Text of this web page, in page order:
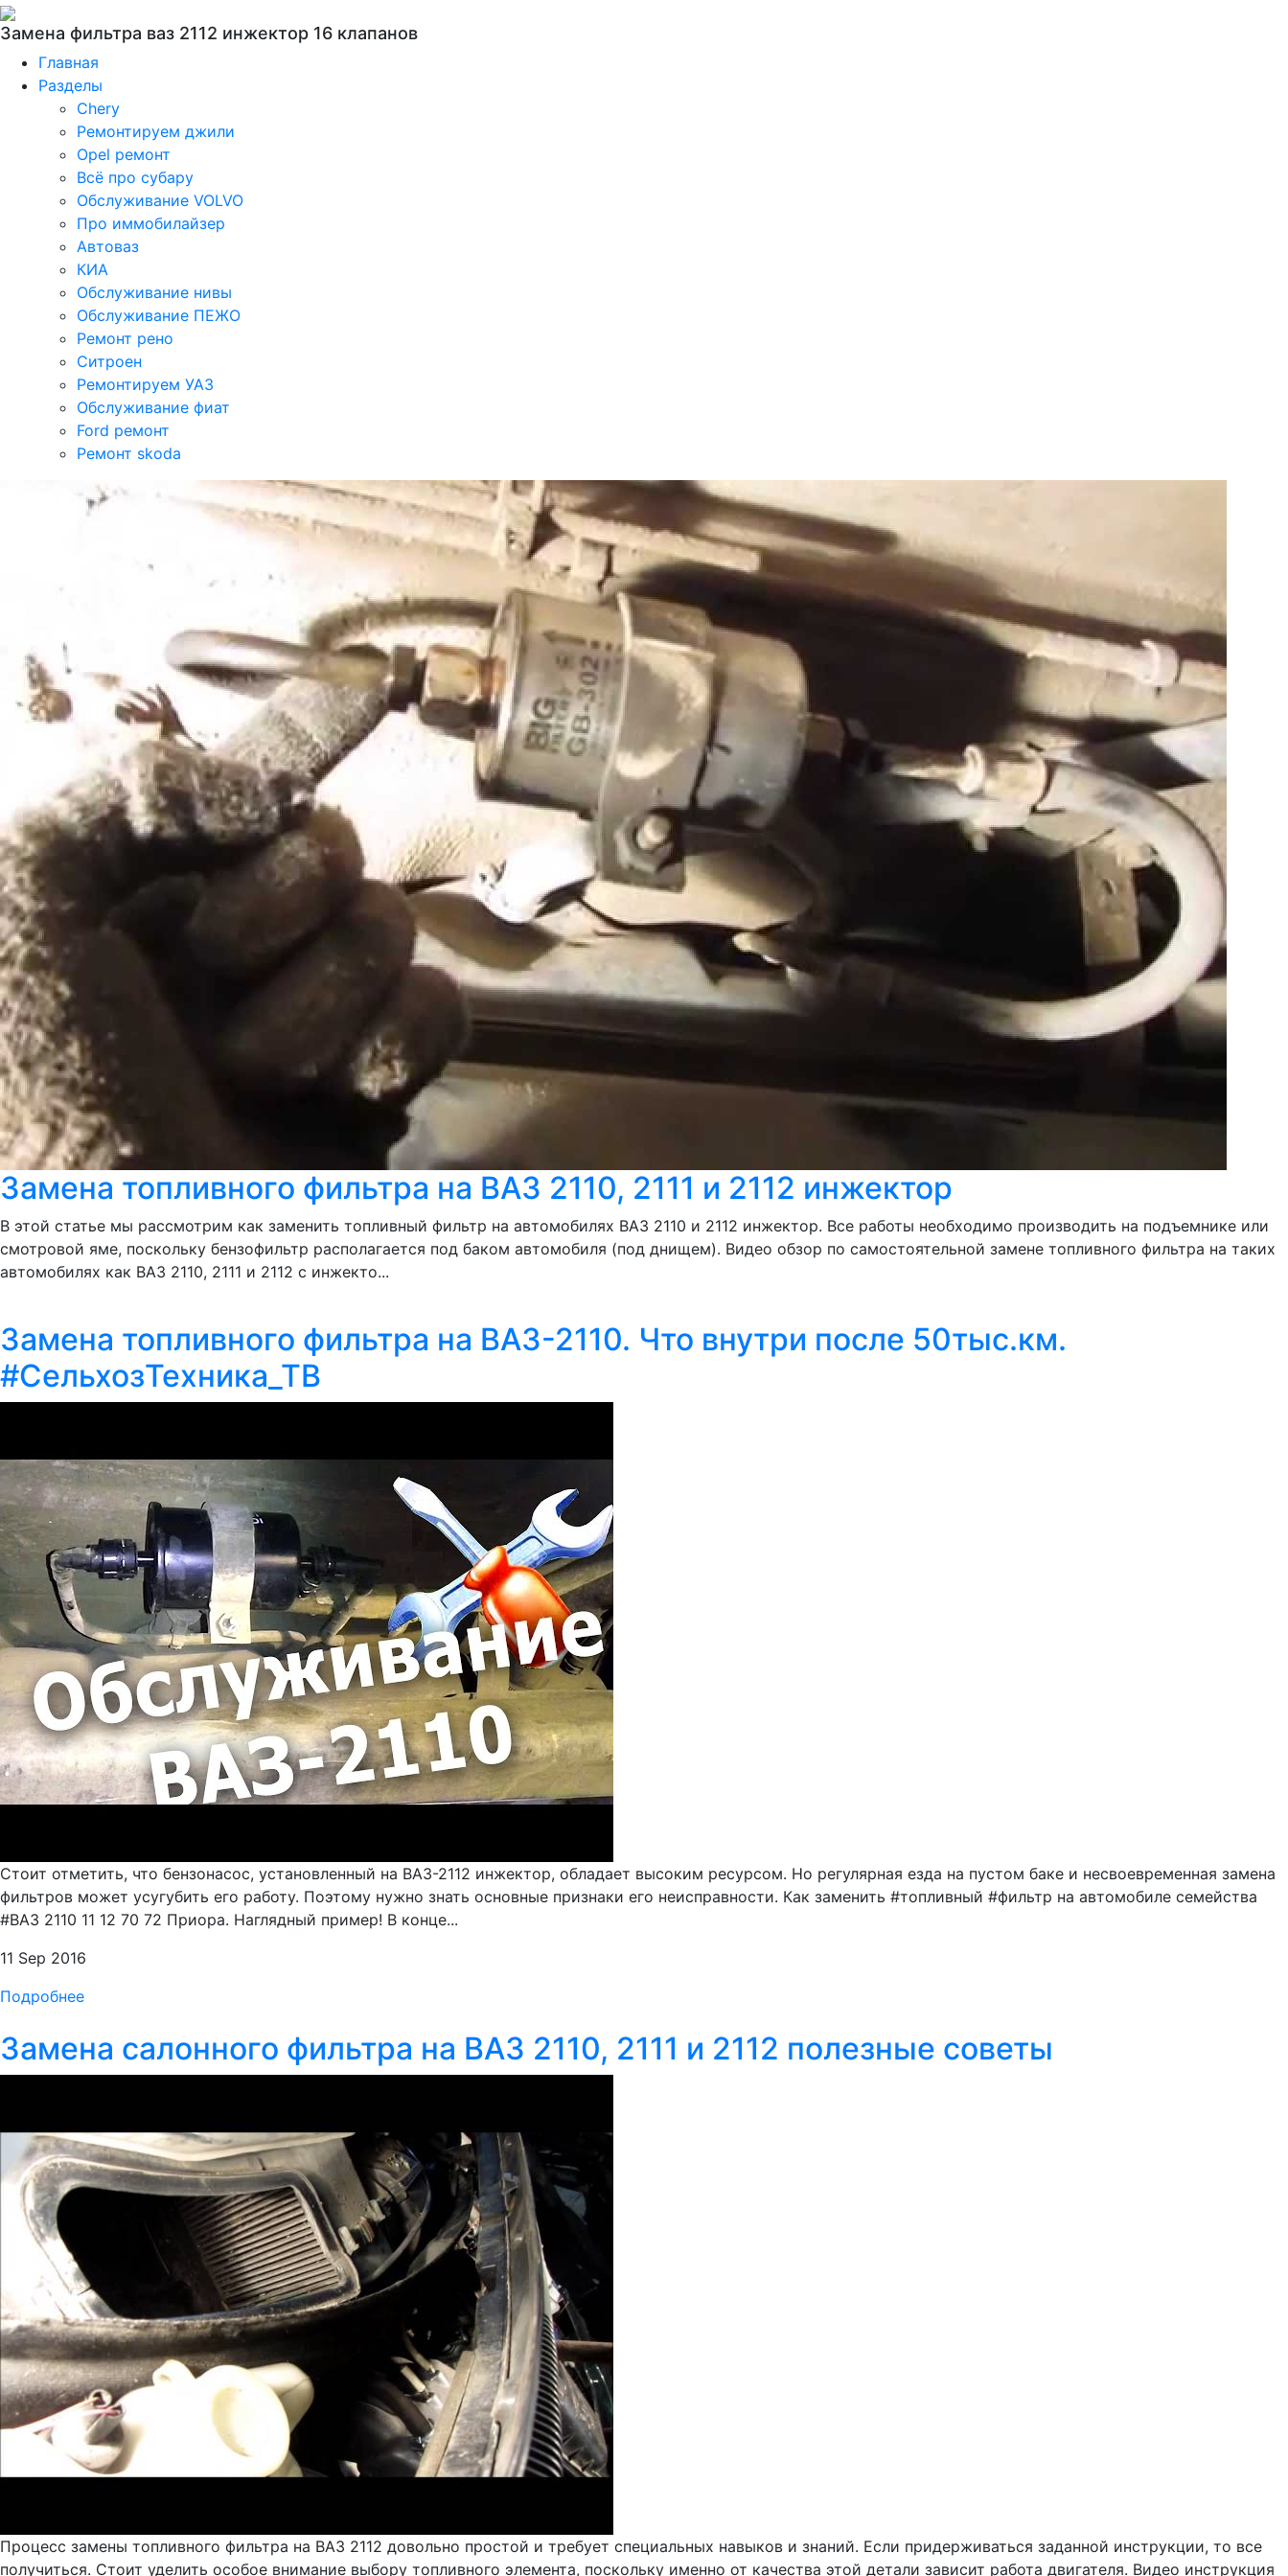
Замена фильтра ваз 2112 инжектор 16 клапанов
Главная
Разделы
Chery
Ремонтируем джили
Opel ремонт
Всё про субару
Обслуживание VOLVO
Про иммобилайзер
Автоваз
КИА
Обслуживание нивы
Обслуживание ПЕЖО
Ремонт рено
Ситроен
Ремонтируем УАЗ
Обслуживание фиат
Ford ремонт
Ремонт skoda
Замена топливного фильтра на ВАЗ 2110, 2111 и 2112 инжектор
В этой статье мы рассмотрим как заменить топливный фильтр на автомобилях ВАЗ 2110 и 2112 инжектор. Все работы необходимо производить на подъемнике или
смотровой яме, поскольку бензофильтр располагается под баком автомобиля (под днищем). Видео обзор по самостоятельной замене топливного фильтра на таких
автомобилях как ВАЗ 2110, 2111 и 2112 с инжекто...
Замена топливного фильтра на ВАЗ-2110. Что внутри после 50тыс.км.
#СельхозТехника_ТВ
Стоит отметить, что бензонасос, установленный на ВАЗ-2112 инжектор, обладает высоким ресурсом. Но регулярная езда на пустом баке и несвоевременная замена
фильтров может усугубить его работу. Поэтому нужно знать основные признаки его неисправности. Как заменить #топливный #фильтр на автомобиле семейства
#ВАЗ 2110 11 12 70 72 Приора. Наглядный пример! В конце...
11 Sep 2016
Подробнее
Замена салонного фильтра на ВАЗ 2110, 2111 и 2112 полезные советы
Процесс замены топливного фильтра на ВАЗ 2112 довольно простой и требует специальных навыков и знаний. Если придерживаться заданной инструкции, то все
получиться. Стоит уделить особое внимание выбору топливного элемента, поскольку именно от качества этой детали зависит работа двигателя. Видео инструкция